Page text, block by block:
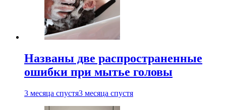
Названы две распространенные
ошибки при мытье головы
3 месяца спустя3 месяца спустя